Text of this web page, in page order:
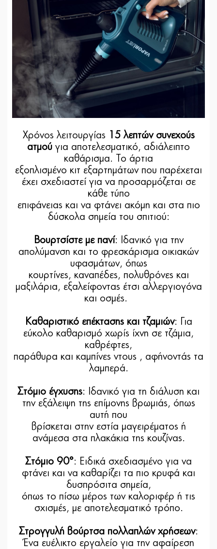
Χρόνος λειτουργίας
15 λεπτών συνεχούς
ατμού για αποτελεσματικό, αδιάλειπτο
καθάρισμα. Το άρτια
εξοπλισμένο κιτ εξαρτημάτων που παρέχεται
έχει σχεδιαστεί για να προσαρμόζεται σε
κάθε τύπο
επιφάνειας και να φτάνει ακόμη και στα πιο
δύσκολα σημεία του σπιτιού:
Βουρτσίστε με πανί: Ιδανικό για την
απολύμανση και το φρεσκάρισμα οικιακών
υφασμάτων, όπως
κουρτίνες, καναπέδες, πολυθρόνες και
μαξιλάρια, εξαλείφοντας έτσι αλλεργιογόνα
και οσμές.
Καθαριστικό επέκτασης και τζαμιών: Για
εύκολο καθαρισμό χωρίς ίχνη σε τζάμια,
καθρέφτες,
παράθυρα και καμπίνες ντους , αφήνοντάς τα
λαμπερά.
Στόμιο έγχυσης: Ιδανικό για τη διάλυση και
την εξάλειψη της επίμονης βρωμιάς, όπως
αυτή που
βρίσκεται στην εστία μαγειρέματος ή
ανάμεσα στα πλακάκια της κουζίνας.
Στόμιο 90°: Ειδικά σχεδιασμένο για να
φτάνει και να καθαρίζει τα πιο κρυφά και
δυσπρόσιτα σημεία,
όπως το πίσω μέρος των καλοριφέρ ή τις
σχισμές, με αποτελεσματικό τρόπο.
Στρογγυλή βούρτσα πολλαπλών χρήσεων:
Ένα ευέλικτο εργαλείο για την αφαίρεση